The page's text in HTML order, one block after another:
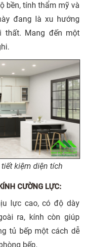
bền, tính thẩm mỹ và
đang là xu hướng
thất. Mang đến một
kiệm diện tích
CƯỜNG LỰC:
lực cao, có độ dày
ra, kính còn giúp
tủ bếp một cách dễ
bếp.